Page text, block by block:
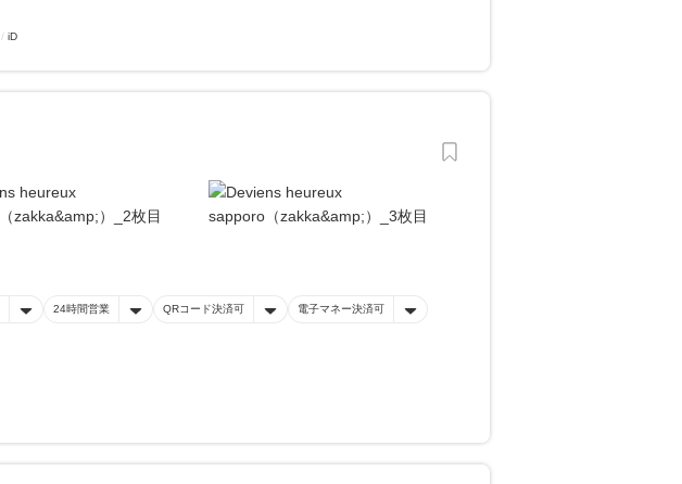
iD
24時間営業 QRコード決済可 電子マネー決済可